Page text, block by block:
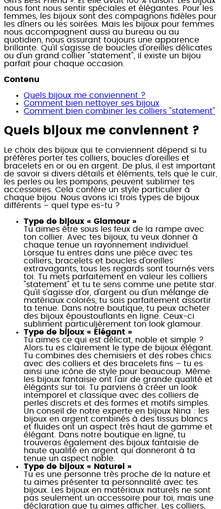
nous font nous sentir spéciales et élégantes. Pour les
femmes, les bijoux sont des compagnons fidèles pour
les dîners ou les soirées. Mais les bijoux pour femmes
nous accompagnent aussi au bureau ou au
quotidien, nous assurant toujours une apparence
brillante. Qu'il s'agisse de boucles d'oreilles délicates
ou d'un grand collier "statement", il existe un bijou
parfait pour chaque occasion.
Contenu
Quels bijoux me conviennent ?
Comment bien nettoyer ses bijoux
Comment bien combiner les colliers "statement"
Quels bijoux me conviennent ?
Le choix des bijoux qui te conviennent dépend si tu
préfères porter tes colliers, boucles d'oreilles et
bracelets en or ou en argent. De plus, il est important
de savoir si divers détails et éléments, tels que le cuir,
les perles ou les pompons, peuvent sublimer tes
accessoires. Cela confère un style particulier à
chaque bijou. Nous avons ici trois types de bijoux
différents – quel type es-tu ?
Type de bijoux « Glamour »
Tu aimes être sous les feux de la rampe avec
ton collier. Avec tes bijoux, tu veux donner à
chaque tenue un rayonnement individuel.
Lorsque tu entres dans une pièce avec tes
colliers, bracelets et boucles d'oreilles
extravagants, tous les regards sont tournés vers
toi. Tu mets parfaitement en valeur les colliers
"statement" et tu te sens comme une petite star.
Qu'il s'agisse d'or, d'argent ou d'un mélange de
matériaux colorés, tu sais parfaitement assortir
ta tenue. Dans notre boutique, tu peux acheter
des bijoux époustouflants en ligne. Ceux-ci
subliment particulièrement ton look glamour.
Type de bijoux « Élégant »
Tu aimes ce qui est délicat, noble et simple ?
Alors tu es clairement le type de bijoux élégant.
Tu combines des chemisiers et des robes chics
avec des colliers et des bracelets fins – tu es
ainsi une icône de style pour beaucoup. Même
les bijoux fantaisie ont l'air de grande qualité et
élégants sur toi. Tu parviens à créer un look
intemporel et classique avec des colliers de
perles discrets et des formes et motifs simples.
Un conseil de notre experte en bijoux Nina : les
bijoux en argent combinés à des tissus blancs
et fluides ont un aspect très haut de gamme et
élégant. Dans notre boutique en ligne, tu
trouveras également des bijoux fantaisie de
haute qualité en argent qui donneront à ta
tenue un aspect noble.
Type de bijoux « Naturel »
Tu es une personne très proche de la nature et
tu aimes présenter ta personnalité avec tes
bijoux. Les bijoux en matériaux naturels ne sont
pas seulement un accessoire pour toi, mais une
déclaration que tu aimes afficher. Les colliers,